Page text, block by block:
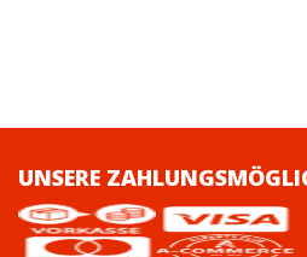
UNSERE